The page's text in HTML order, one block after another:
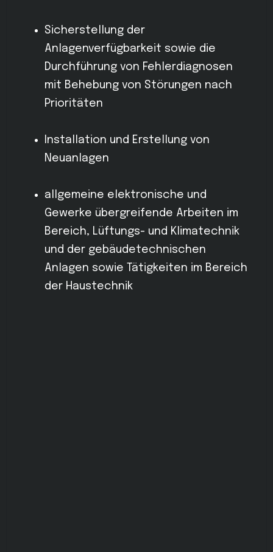
Sicherstellung der
Anlagenverfügbarkeit sowie die
Durchführung von Fehlerdiagnosen
mit Behebung von Störungen nach
Prioritäten
Installation und Erstellung von
Neuanlagen
allgemeine elektronische und
Gewerke übergreifende Arbeiten im
Bereich, Lüftungs- und Klimatechnik
und der gebäudetechnischen
Anlagen sowie Tätigkeiten im Bereich
der Haustechnik